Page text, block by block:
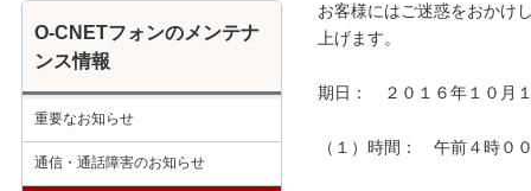
お客様にはご迷惑をおかけ
上げます。
期日：　２０１６年１０月
（１）時間：　午前４時０
O-CNETフォンのメンテナ
ンス情報
重要なお知らせ
通信・通話障害のお知らせ